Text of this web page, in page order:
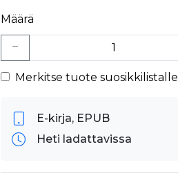
Määrä
Merkitse tuote suosikkilistalle
E-kirja, EPUB
Heti ladattavissa